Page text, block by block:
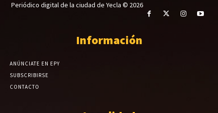
Periódico digital de la ciudad de Yecla © 2026
Información
ANÚNCIATE EN EPY
SUBSCRIBIRSE
CONTACTO